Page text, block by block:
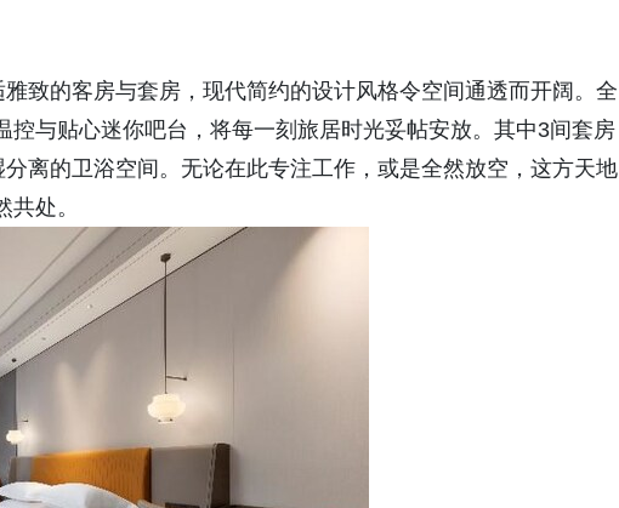
致的客房与套房，现代简约的设计风格令空间通透而开阔。全
与贴心迷你吧台，将每一刻旅居时光妥帖安放。其中3间套房
离的卫浴空间。无论在此专注工作，或是全然放空，这方天地
共处。